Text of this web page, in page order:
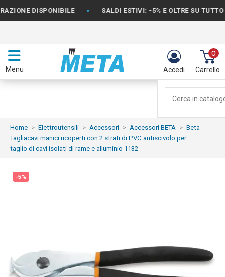
DISPONIBILE • SALDI ESTIVI: -5% E OLTRE SU TUTTO IL
Menu Accedi
0
Carrello
Home Elettroutensili Accessori Accessori BETA
Beta
Tagliacavi manici ricoperti con 2 strati di PVC antiscivolo per
taglio di cavi isolati di rame e alluminio 1132
-5%